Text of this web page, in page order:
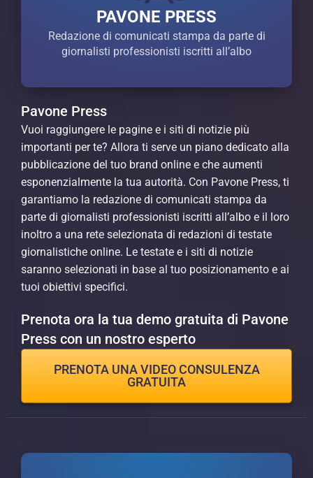
PAVONE PRESS
Redazione di comunicati stampa da parte di
giornalisti professionisti iscritti all’albo
Pavone Press
Vuoi raggiungere le pagine e i siti di notizie più
importanti per te? Allora ti serve un piano dedicato alla
pubblicazione del tuo brand online e che aumenti
esponenzialmente la tua autorità. Con Pavone Press, ti
garantiamo la redazione di comunicati stampa da
parte di giornalisti professionisti iscritti all’albo e il loro
inoltro a una rete selezionata di redazioni di testate
giornalistiche online. Le testate e i siti di notizie
saranno selezionati in base al tuo posizionamento e ai
tuoi obiettivi specifici.
Prenota ora la tua demo gratuita di Pavone
Press con un nostro esperto
PRENOTA UNA VIDEO CONSULENZA
GRATUITA